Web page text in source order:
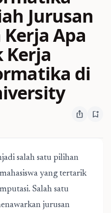
Jurusan
Apa
Kerja
di
ios_share bookmark_add
salah satu pilihan
yang tertarik
Salah satu
jurusan